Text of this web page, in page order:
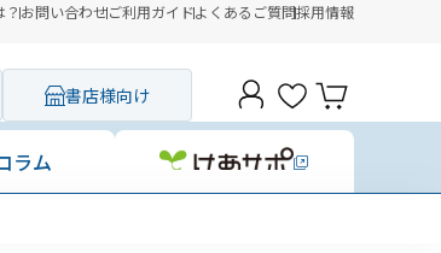
？お問い合わせご利用ガイドよくあるご質問採用情報
書店様向け
ラム